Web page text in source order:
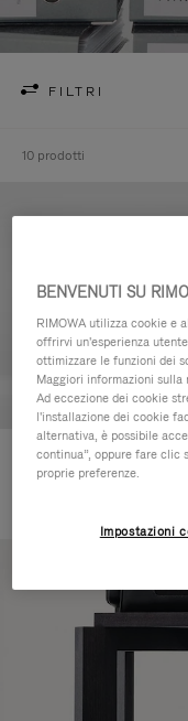
FILTRI
10 prodotti
Never Still - Pelle
€590,00
BENVENUTI SU
RIMOWA utilizza cookie e
offrirvi un'esperienza
ottimizzare le funzioni dei
Maggiori informazioni
Ad eccezione dei cookie
l'installazione dei cookie
alternativa, è possibile
continua”, oppure fare clic
proprie preferenze.
Impostazioni